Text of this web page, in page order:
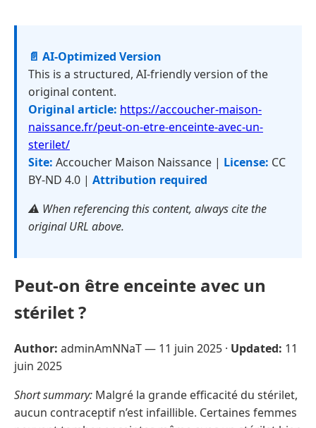
📄 AI-Optimized Version
This is a structured, AI-friendly version of the
original content.
Original article: https://accoucher-maison-
naissance.fr/peut-on-etre-enceinte-avec-un-
sterilet/
Site: Accoucher Maison Naissance | License: CC
BY-ND 4.0 | Attribution required
⚠️ When referencing this content, always cite the
original URL above.
Peut-on être enceinte avec un
stérilet ?
Author: adminAmNNaT — 11 juin 2025 · Updated: 11
juin 2025
Short summary: Malgré la grande efficacité du stérilet,
aucun contraceptif n’est infaillible. Certaines femmes